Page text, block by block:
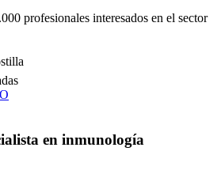
profesionales interesados en el sector
en inmunología